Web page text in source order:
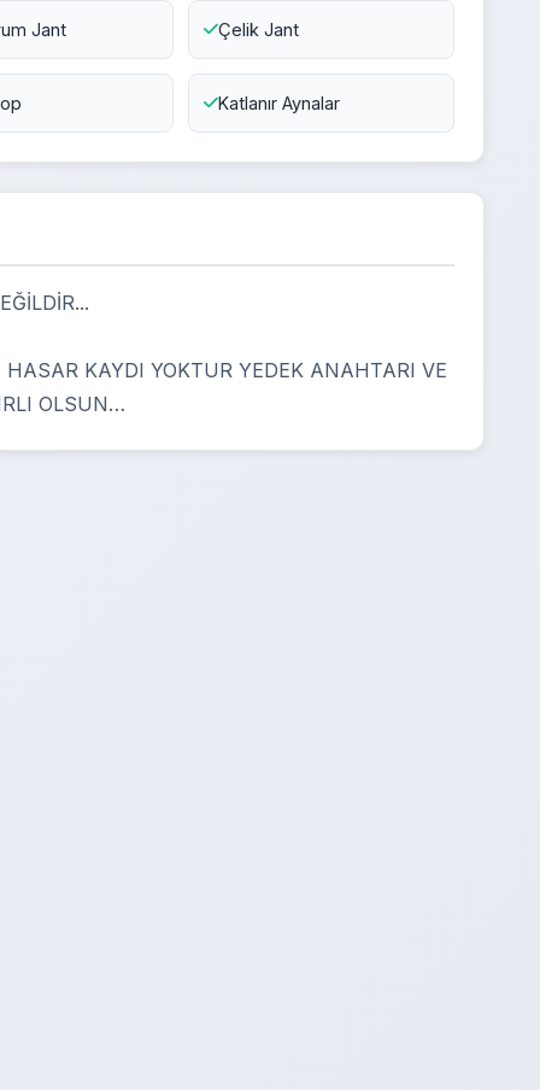
Jant Çelik Jant
Katlanır Aynalar
KAYDI YOKTUR YEDEK ANAHTARI VE
OLSUN…